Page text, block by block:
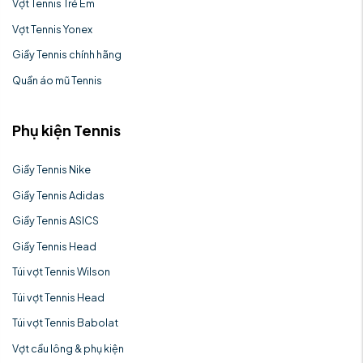
Vợt Tennis Trẻ Em
Vợt Tennis Yonex
Giầy Tennis chính hãng
Quần áo mũ Tennis
Phụ kiện Tennis
Giầy Tennis Nike
Giầy Tennis Adidas
Giầy Tennis ASICS
Giầy Tennis Head
Túi vợt Tennis Wilson
Túi vợt Tennis Head
Túi vợt Tennis Babolat
Vợt cầu lông & phụ kiện